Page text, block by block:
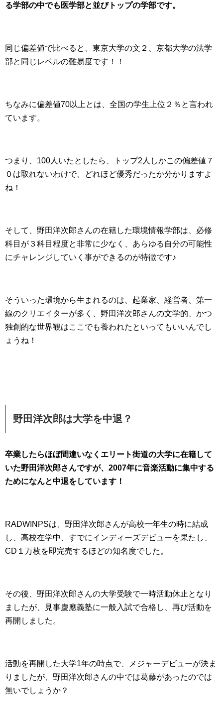
る学部の中でも医学部と並びトップの学部です。
同じ偏差値で比べると、東京大学の文２、京都大学の法学
部と同じレベルの難易度です！！
ちなみに偏差値70以上とは、全国の学生上位２％と言われ
ています。
つまり、100人いたとしたら、トップ2人しかこの偏差値７
０は取れないわけで、どれほど優秀だったか分かりますよ
ね！
そして、野田洋次郎さんの在籍した環境情報学部は、必修
科目が３科目程度と非常に少なく、あらゆる自分の可能性
にチャレンジしていく事ができるのが特徴です♪
そういった環境から生まれるのは、起業家、経営者、第一
線のクリエイターが多く、野田洋次郎さんの文学的、かつ
独創的な世界観はここでも養われたといってもいいんでし
ょうね！
野田洋次郎は大学を中退？
卒業したらほぼ間違いなくエリート街道の大学に在籍して
いた野田洋次郎さんですが、2007年に音楽活動に集中する
ためになんと中退をしています！
RADWINPSは、野田洋次郎さんが高校一年生の時に結成
し、高校在学中、すでにインディーズデビューを果たし、
CD１万枚を即完売するほどの知名度でした。
その後、野田洋次郎さんの大学受験で一時活動休止となり
ましたが、見事慶應義塾に一般入試で合格し、再び活動を
再開しました。
活動を再開した大学1年の時点で、メジャーデビューが決ま
りましたが、野田洋次郎さんの中では葛藤があったのでは
無いでしょうか？